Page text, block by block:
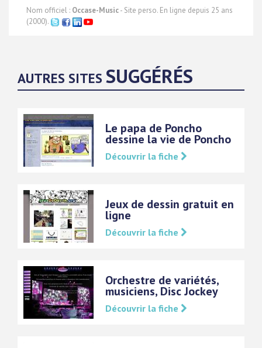
Nom officiel : Occase-Music- Site perso. En ligne depuis 25 ans
(2000).
AUTRES SITES SUGGÉRÉS
Le papa de Poncho
dessine la vie de Poncho
Découvrir la fiche
Jeux de dessin gratuit en
ligne
Découvrir la fiche
Orchestre de variétés,
musiciens, Disc Jockey
Découvrir la fiche